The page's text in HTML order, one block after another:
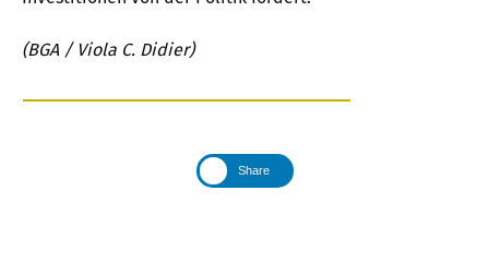
(BGA / Viola C. Didier)
Share